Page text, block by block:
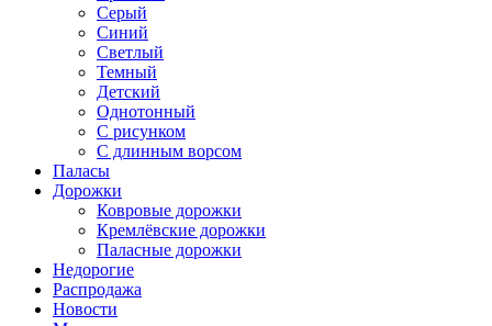
Серый
Синий
Светлый
Темный
Детский
Однотонный
С рисунком
С длинным ворсом
Паласы
Дорожки
Ковровые дорожки
Кремлёвские дорожки
Паласные дорожки
Недорогие
Распродажа
Новости